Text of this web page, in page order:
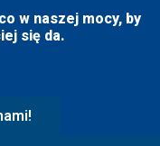
w naszej mocy, by
się da.